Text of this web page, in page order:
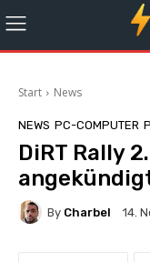
Start News
NEWS PC-COMPUTER
DiRT Rally
By Charbel 14.